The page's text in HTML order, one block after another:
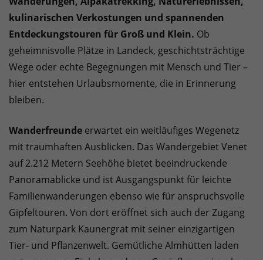
kulinarischen Verkostungen und spannenden
Entdeckungstouren für Groß und Klein. Ob
geheimnisvolle Plätze in Landeck, geschichtsträchtige
Wege oder echte Begegnungen mit Mensch und Tier –
hier entstehen Urlaubsmomente, die in Erinnerung
bleiben.
Wanderfreunde erwartet ein weitläufiges Wegenetz
mit traumhaften Ausblicken. Das Wandergebiet Venet
auf 2.212 Metern Seehöhe bietet beeindruckende
Panoramablicke und ist Ausgangspunkt für leichte
Familienwanderungen ebenso wie für anspruchsvolle
Gipfeltouren. Von dort eröffnet sich auch der Zugang
zum Naturpark Kaunergrat mit seiner einzigartigen
Tier- und Pflanzenwelt. Gemütliche Almhütten laden